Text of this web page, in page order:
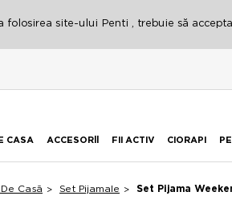
folosirea site-ului Penti , trebuie să
CASA ACCESORİİ FII ACTIV CIORAPI
Casă Set Pijamale Set Pijama